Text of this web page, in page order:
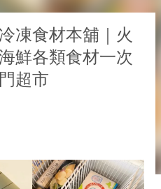
凍食材本舖｜火
鮮各類食材一次
超市